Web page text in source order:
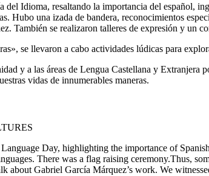
Idioma, resaltando la importancia del español,
Hubo una izada de bandera, reconocimientos
También se realizaron talleres de expresión y un
se llevaron a cabo actividades lúdicas para
y a las áreas de Lengua Castellana y
vidas de innumerables maneras.
Day, highlighting the importance of
There was a flag raising ceremony.Thus,
about Gabriel García Márquez’s work. We